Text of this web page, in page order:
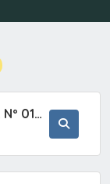
CONCORRÊNCIA PRESENCIAL Nº 019/2025 - PAVIMENTAÇÃO ASFÁLTICA EM TRECHO DA RUA 2 NO BAIRRO VILA SOARES NO MUNICÍPIO DE SETE BARRAS/SP.